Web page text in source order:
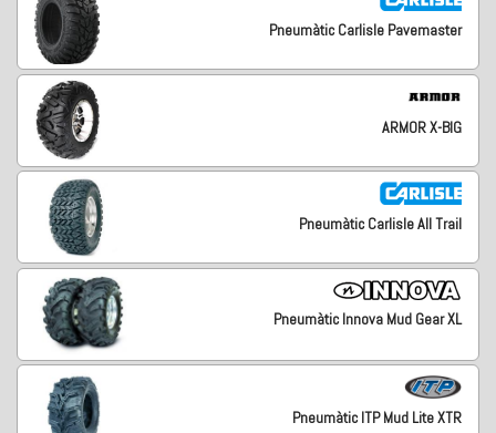
Pneumàtic Carlisle Pavemaster
ARMOR X-BIG
Pneumàtic Carlisle All Trail
Pneumàtic Innova Mud Gear XL
Pneumàtic ITP Mud Lite XTR